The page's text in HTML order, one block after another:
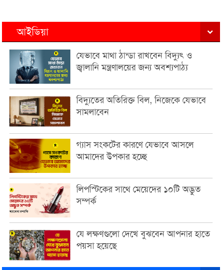
আইডিয়া
যেভাবে মাথা ঠান্ডা রাখবেন বিদ্যুৎ ও
জ্বালানি মন্ত্রণালয়ের জন্য অবশ্যপাঠ্য
বিদ্যুতের অতিরিক্ত বিল, নিজেকে যেভাবে
সামলাবেন
গ্যাস সংকটের কারণে যেভাবে আসলে
আমাদের উপকার হচ্ছে
লিপস্টিকের সাথে মেয়েদের ১০টি অদ্ভুত
সম্পর্ক
যে লক্ষণগুলো দেখে বুঝবেন আপনার হাতে
পয়সা হয়েছে